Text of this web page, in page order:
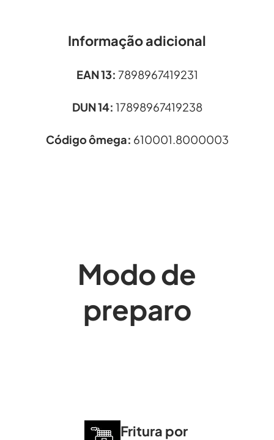
Informação adicional
EAN 13: 7898967419231
DUN 14: 17898967419238
Código ômega: 610001.8000003
Modo de
preparo
Fritura por